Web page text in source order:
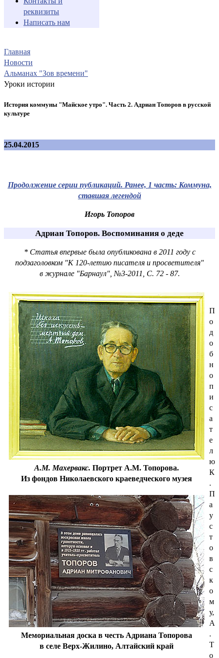
реквизиты
Написать нам
Главная
Новости
Альманах "Зов времени"
Уроки истории
История коммуны "Майское утро". Часть 2. Адриан Топоров в русской
культуре
25.04.2015
Продолжение серии публикаций. Ранее, 1 часть: Коммуна,
ставшая легендой
Игорь Топоров
Адриан Топоров. Воспоминания о деде
* Статья впервые была опубликована в 2011 году с
подзаголовком "К 120-летию писателя и просветителя"
в журнале "Барнаул", №3-2011, С. 72 - 87.
А.М. Махервакс. Портрет А.М. Топорова.
Из фондов Николаевского краеведческого музея
Мемориальная доска в честь Адриана Топорова
в селе Верх-Жилино, Алтайский край
П
о
д
о
б
н
о
п
и
с
а
т
е
л
ю
К
.
П
а
у
с
т
о
в
с
к
о
м
у,
А
.
Т
о